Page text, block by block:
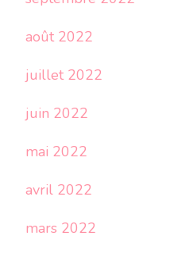
août 2022
juillet 2022
juin 2022
mai 2022
avril 2022
mars 2022